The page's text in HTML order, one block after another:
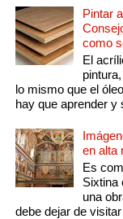
Pintar
como
El
lo mismo que el
hay que aprender y
en alta
Es
Sixtina
una
debe dejar de